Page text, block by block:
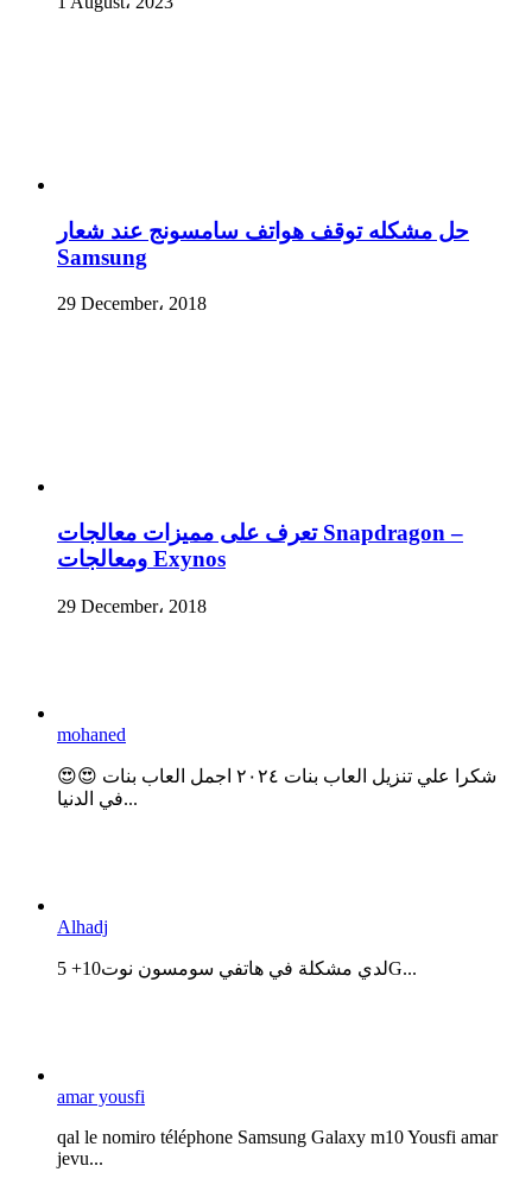
حل مشكله توقف هواتف سامسونج عند شعار
Samsung
29 December، 2018
تعرف على مميزات معالجات Snapdragon –
ومعالجات Exynos
29 December، 2018
mohaned
😍😍 شكرا علي تنزيل العاب بنات ٢٠٢٤ اجمل العاب بنات
في الدنيا...
Alhadj
لدي مشكلة في هاتفي سومسون نوت10+ 5G...
amar yousfi
qal le nomiro téléphone Samsung Galaxy m10 Yousfi amar
jevu...